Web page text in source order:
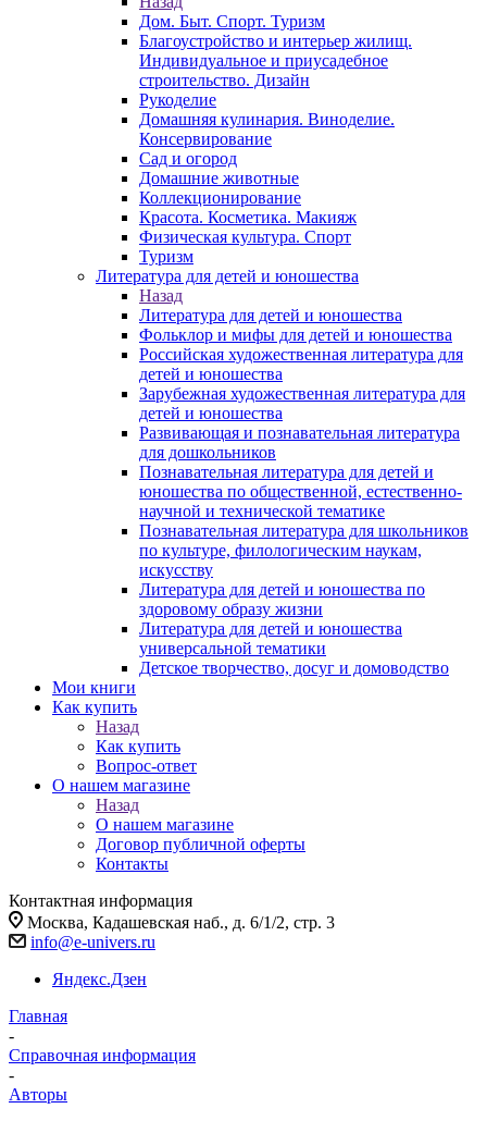
Дом. Быт. Спорт. Туризм
Благоустройство и интерьер жилищ.
Индивидуальное и приусадебное
строительство. Дизайн
Рукоделие
Домашняя кулинария. Виноделие.
Консервирование
Сад и огород
Домашние животные
Коллекционирование
Красота. Косметика. Макияж
Физическая культура. Спорт
Туризм
Литература для детей и юношества
Назад
Литература для детей и юношества
Фольклор и мифы для детей и юношества
Российская художественная литература для
детей и юношества
Зарубежная художественная литература для
детей и юношества
Развивающая и познавательная литература
для дошкольников
Познавательная литература для детей и
юношества по общественной, естественно-
научной и технической тематике
Познавательная литература для школьников
по культуре, филологическим наукам,
искусству
Литература для детей и юношества по
здоровому образу жизни
Литература для детей и юношества
универсальной тематики
Детское творчество, досуг и домоводство
Мои книги
Как купить
Назад
Как купить
Вопрос-ответ
О нашем магазине
Назад
О нашем магазине
Договор публичной оферты
Контакты
Контактная информация
Москва, Кадашевская наб., д. 6/1/2, стр. 3
info@e-univers.ru
Яндекс.Дзен
Главная
-
Справочная информация
-
Авторы